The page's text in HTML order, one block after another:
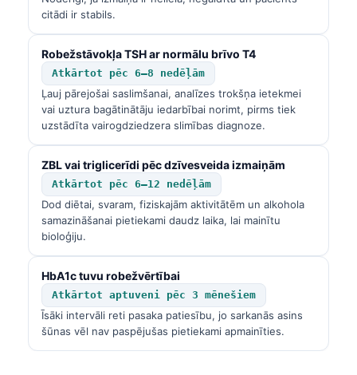
citādi ir stabils.
Robežstāvokļa TSH ar normālu brīvo T4
Atkārtot pēc 6–8 nedēļām
Ļauj pārejošai saslimšanai, analīzes trokšņa ietekmei
vai uztura bagātinātāju iedarbībai norimt, pirms tiek
uzstādīta vairogdziedzera slimības diagnoze.
ZBL vai triglicerīdi pēc dzīvesveida izmaiņām
Atkārtot pēc 6–12 nedēļām
Dod diētai, svaram, fiziskajām aktivitātēm un alkohola
samazināšanai pietiekami daudz laika, lai mainītu
bioloģiju.
HbA1c tuvu robežvērtībai
Atkārtot aptuveni pēc 3 mēnešiem
Īsāki intervāli reti pasaka patiesību, jo sarkanās asins
šūnas vēl nav paspējušas pietiekami apmainīties.
Slovenčina
پښتو
سنڌي
සිංහල
অসমীয়া
Galego
Македонски јазик
Gàidhlig
Occitan
العربية المغربية
Afrikaans
Монгол